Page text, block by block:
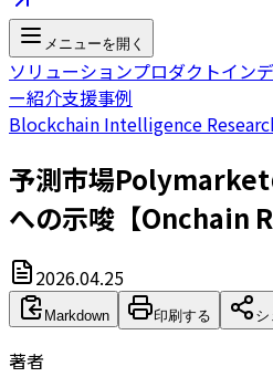
メニューを開く
ソリューションプロダクトイン
ー紹介支援事例
Blockchain Intelligence
予測市場Polymarket
への示唆【Onchain
2026.04.25
Markdown 印刷する シ
著者